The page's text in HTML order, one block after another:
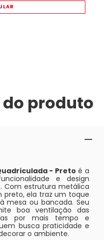
produto
- Preto é a
e design
Com estrutura metálica
ela traz um toque
mesa ou bancada. Seu
boa ventilação das
por mais tempo e
busca praticidade e
o ambiente.